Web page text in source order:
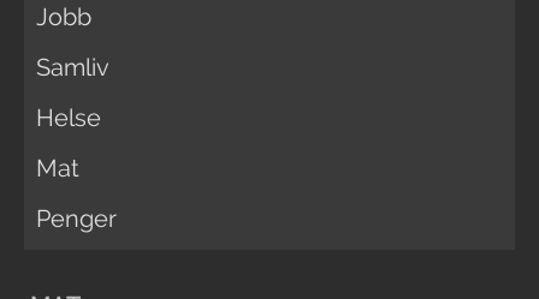
Jobb
Samliv
Helse
Mat
Penger